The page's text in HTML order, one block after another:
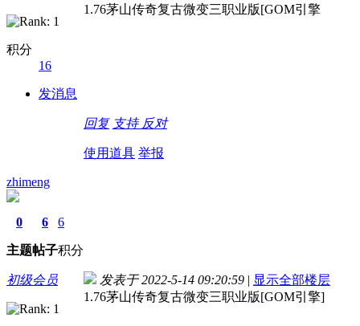
积分
16
发消息
1.76茅山传奇复古微变三职业版[GOM引擎
回复 支持 反对
使用道具 举报
zhimeng
0
主题
6
帖子
6
积分
初级会员 发表于 2022-5-14 09:20:59 | 显示全部楼层
1.76茅山传奇复古微变三职业版[GOM引擎]